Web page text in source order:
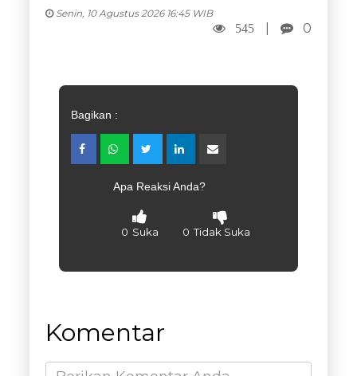
Senin, 10 Agustus 2026 16:45 WIB
545 0
Bagikan :
Apa Reaksi Anda?
0 Suka 0 Tidak Suka
Komentar